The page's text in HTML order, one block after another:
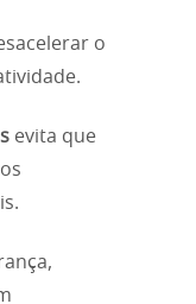
o
evita que